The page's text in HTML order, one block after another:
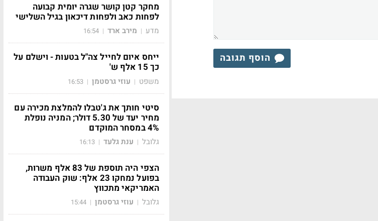
הוסף תגובה
מחקר קטן קושר שגרה יומית קבועה
לפחות כאב ולפחות דיכאון בגיל השלישי
מדע | מירב ארד |
16:54
ייחס איום לחייל צה"ל בטעות - וישלם על
כך 15 אלף ש'
משפט | עוזי גרסטמן |
16:53
סיטי חותך את ג'טבלו להמלצת מכירה עם
מחיר יעד של 5.30 דולר; המניה נופלת
4% במסחר המוקדם
גלובל | ענת גלעד |
16:13
הצפי היה תוספת של 83 אלף משרות,
בפועל נמחקו 23 אלף: שוק העבודה
האמריקאי מתכווץ
גלובל | עוזי גרסטמן |
15:44